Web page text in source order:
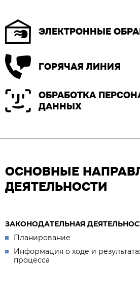
ЭЛЕКТРОННЫЕ
ГОРЯЧАЯ ЛИНИЯ
ОБРАБОТКА
ДАННЫХ
ОСНОВНЫЕ
ДЕЯТЕЛЬНОСТИ
ЗАКОНОДАТЕЛЬНАЯ
Планирование
Информация о ходе и
процесса